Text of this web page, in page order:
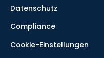
Datenschutz
Compliance
Cookie-Einstellungen